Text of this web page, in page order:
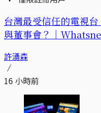
台灣最受信任的電視
與董事會？｜
許湧森
16 小時前